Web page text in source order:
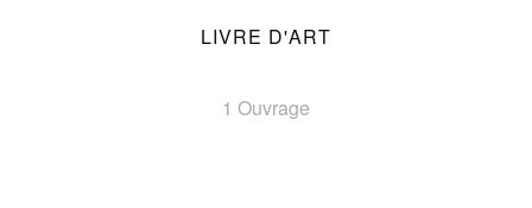
LIVRE D'ART
1 Ouvrage